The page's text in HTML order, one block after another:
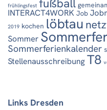
frühlingsfest fußball
INTERACT4WORK Job
2019 kochen löbtau
Sommer
Sommerferienkalender
Stellenausschreibung T8
Links Dresden